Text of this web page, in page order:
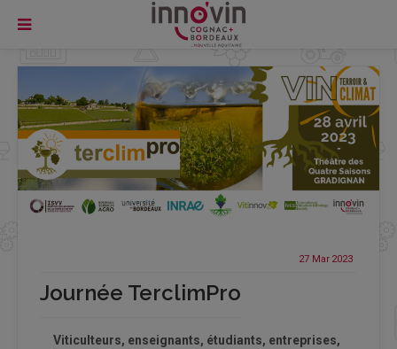
27 Mar 2023
Journée TerclimPro
Viticulteurs, enseignants, étudiants, entreprises,